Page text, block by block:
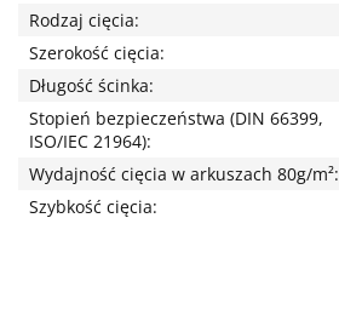
Rodzaj cięcia:
Szerokość cięcia:
Długość ścinka:
Stopień bezpieczeństwa (DIN 66399,
ISO/IEC 21964):
Wydajność cięcia w arkuszach 80g/m²:
Szybkość cięcia: